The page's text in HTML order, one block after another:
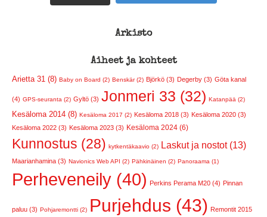
Arkisto
Aiheet ja kohteet
Arietta 31 (8) Baby on Board (2) Benskär (2) Björkö (3) Degerby (3) Göta kanal
(4) GPS-seuranta (2) Gyltö (3) Jonmeri 33 (32) Katanpää (2)
Kesäloma 2014 (8) Kesäloma 2017 (2) Kesäloma 2018 (3) Kesäloma 2020 (3)
Kesäloma 2022 (3) Kesäloma 2023 (3) Kesäloma 2024 (6)
Kunnostus (28) kytkentäkaavio (2) Laskut ja nostot (13)
Maarianhamina (3) Navionics Web API (2) Pähkinäinen (2) Panoraama (1)
Perheveneily (40) Perkins Perama M20 (4) Pinnan
paluu (3) Pohjaremontti (2) Purjehdus (43) Remontit 2015